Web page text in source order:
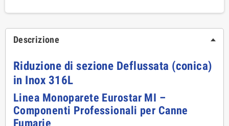
Descrizione
Riduzione di sezione Deflussata (conica)
in Inox 316L
Linea Monoparete Eurostar MI –
Componenti Professionali per Canne
Fumarie